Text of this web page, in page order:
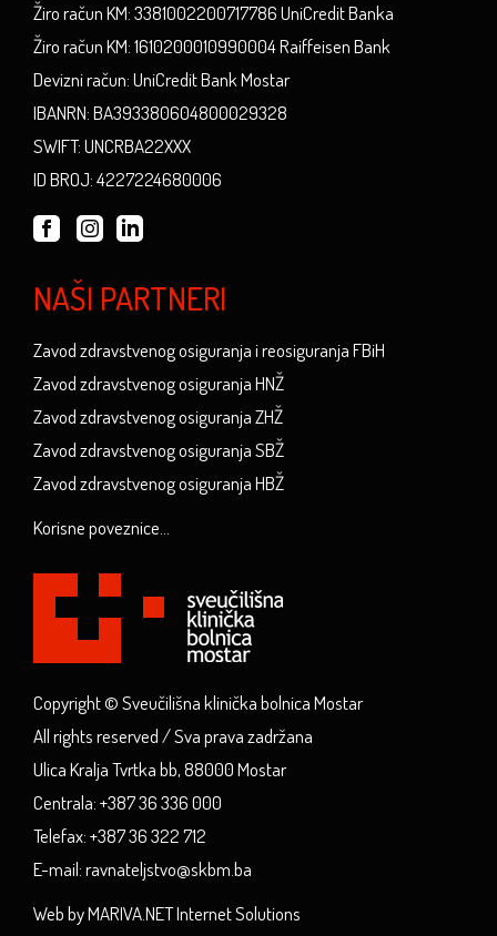
Žiro račun KM: 3381002200717786 UniCredit Banka
Žiro račun KM: 1610200010990004 Raiffeisen Bank
Devizni račun: UniCredit Bank Mostar
IBANRN: BA393380604800029328
SWIFT: UNCRBA22XXX
ID BROJ: 4227224680006
NAŠI PARTNERI
Zavod zdravstvenog osiguranja i reosiguranja FBiH
Zavod zdravstvenog osiguranja HNŽ
Zavod zdravstvenog osiguranja ZHŽ
Zavod zdravstvenog osiguranja SBŽ
Zavod zdravstvenog osiguranja HBŽ
Korisne poveznice...
Copyright © Sveučilišna klinička bolnica Mostar
All rights reserved / Sva prava zadržana
Ulica Kralja Tvrtka bb, 88000 Mostar
Centrala: +387 36 336 000
Telefax: +387 36 322 712
E-mail: ravnateljstvo@skbm.ba
Web by MARIVA.NET Internet Solutions